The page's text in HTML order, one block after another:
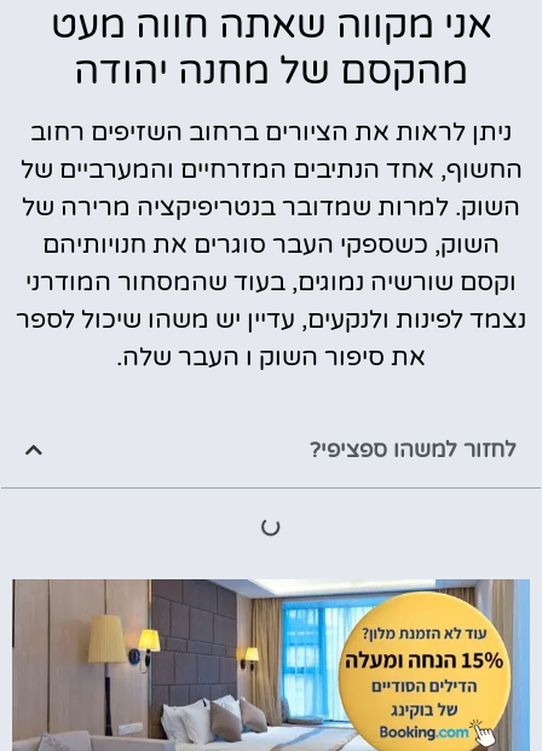
אני מקווה שאתה חווה מעט
מהקסם של מחנה יהודה
ניתן לראות את הציורים ברחוב השזיפים רחוב
החשוף, אחד הנתיבים המזרחיים והמערביים של
השוק. למרות שמדובר בנטריפיקציה מרירה של
השוק, כשספקי העבר סוגרים את חנויותיהם
וקסם שורשיה נמוגים, בעוד שהמסחור המודרני
נצמד לפינות ולנקעים, עדיין יש משהו שיכול לספר
את סיפור השוק ו העבר שלה.
לחזור למשהו ספציפי?